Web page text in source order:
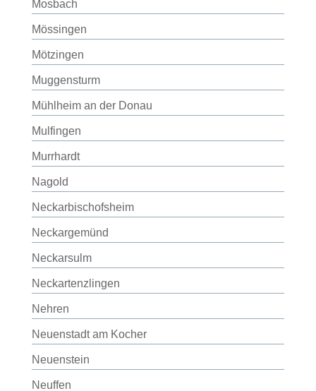
Mosbach
Mössingen
Mötzingen
Muggensturm
Mühlheim an der Donau
Mulfingen
Murrhardt
Nagold
Neckarbischofsheim
Neckargemünd
Neckarsulm
Neckartenzlingen
Nehren
Neuenstadt am Kocher
Neuenstein
Neuffen